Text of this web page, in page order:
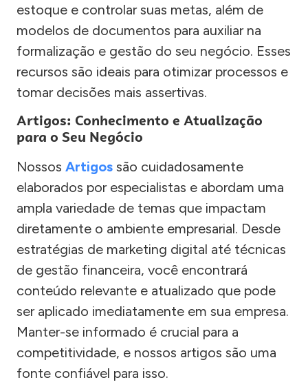
estoque e controlar suas metas, além de
modelos de documentos para auxiliar na
formalização e gestão do seu negócio. Esses
recursos são ideais para otimizar processos e
tomar decisões mais assertivas.
Artigos: Conhecimento e Atualização
para o Seu Negócio
Nossos Artigos são cuidadosamente
elaborados por especialistas e abordam uma
ampla variedade de temas que impactam
diretamente o ambiente empresarial. Desde
estratégias de marketing digital até técnicas
de gestão financeira, você encontrará
conteúdo relevante e atualizado que pode
ser aplicado imediatamente em sua empresa.
Manter-se informado é crucial para a
competitividade, e nossos artigos são uma
fonte confiável para isso.